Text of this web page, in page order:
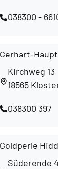
038300 -
Gerhart-
Kirchweg 13
18565
038300 397
Goldperle
Süderende